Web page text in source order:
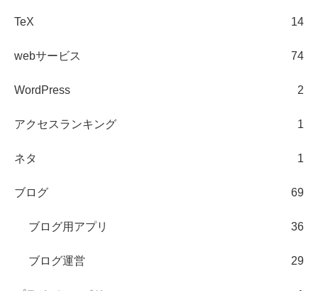
TeX 14
webサービス 74
WordPress 2
アクセスランキング 1
ネタ 1
ブログ 69
ブログ用アプリ 36
ブログ運営 29